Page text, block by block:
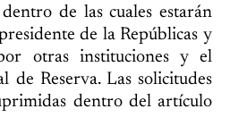
dentro de las cuales estarán
de la Repúblicas y
otras instituciones y el
de Reserva. Las solicitudes
dentro del artículo